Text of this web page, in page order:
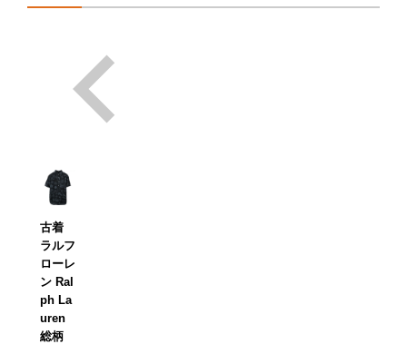
古着
ラルフ
ローレ
ン Ral
ph La
uren
総柄